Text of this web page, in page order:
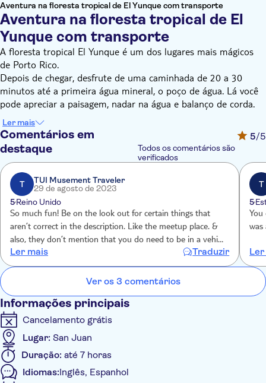
Aventura na floresta tropical de El Yunque com transporte
Aventura na floresta tropical de El
Yunque com transporte
A floresta tropical El Yunque é um dos lugares mais mágicos
de Porto Rico.
Depois de chegar, desfrute de uma caminhada de 20 a 30
minutos até a primeira água mineral, o poço de água. Lá você
pode apreciar a paisagem, nadar na água e balanço de corda.
Depois de uma caminhada de 15 minutos, há outro poço com
uma floresta natural no rio. Veja bambu, goiabeiras, árvores
com mais de 100 anos e variações de flora e toboáguas
escondidos. Esta experiência está focada em fornecer uma
verdadeira visão local de El Yunque, com fatos históricos e
informações sobre o ecossistema ao longo da viagem.
Terminamos a viagem visitando uma pequena empresa local
que serve comida puertoricana autêntica ao estilo da avó.
Ler mais
Comentários em
destaque
5/5
Todos os comentários são
verificados
T
TUI Musement Traveler
29 de agosto de 2023
5Reino Unido
So much fun! Be on the look out for certain things that
aren’t correct in the description. Like the meetup place. &
also, they don’t mention that you do need to be in a vehicle
for this. You will need to follow the tour guide person.
Ler mais Traduzir
T
5
was
Ver os 3 comentários
Informações principais
Cancelamento grátis
Lugar: San Juan
Duração: até 7 horas
Idiomas:Inglês, Espanhol